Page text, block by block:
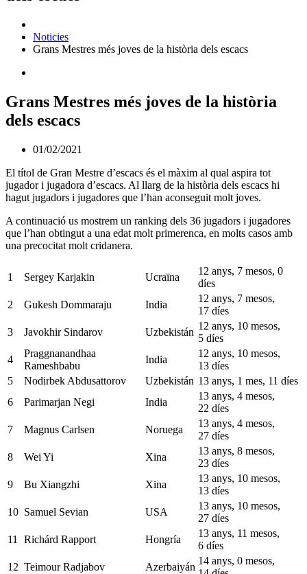
Noticies
Grans Mestres més joves de la història dels escacs
Grans Mestres més joves de la història
dels escacs
01/02/2021
El títol de Gran Mestre d’escacs és el màxim al qual aspira tot
jugador i jugadora d’escacs. Al llarg de la història dels escacs hi
hagut jugadors i jugadores que l’han aconseguit molt joves.
A continuació us mostrem un ranking dels 36 jugadors i jugadores
que l’han obtingut a una edat molt primerenca, en molts casos amb
una precocitat molt cridanera.
1 Sergey Karjakin Ucraïna
12 anys, 7 mesos, 0
díes
2
Gukesh Dommaraju India
12 anys, 7 mesos,
17 díes
3
Javokhir Sindarov Uzbekistán
12 anys, 10 mesos,
5 díes
4
Praggnanandhaa
Rameshbabu
India
12 anys, 10 mesos,
13 díes
5
Nodirbek Abdusattorov Uzbekistán 13 anys, 1 mes, 11 díes
6
Parimarjan Negi India
13 anys, 4 mesos,
22 díes
7
Magnus Carlsen Noruega
13 anys, 4 mesos,
27 díes
8
Wei Yi Xina
13 anys, 8 mesos,
23 díes
9
Bu Xiangzhi Xina
13 anys, 10 mesos,
13 díes
10 Samuel Sevian USA
13 anys, 10 mesos,
27 díes
11
Richárd Rapport Hongría
13 anys, 11 mesos,
6 díes
12 Teimour Radjabov Azerbaiyán
14 anys, 0 mesos,